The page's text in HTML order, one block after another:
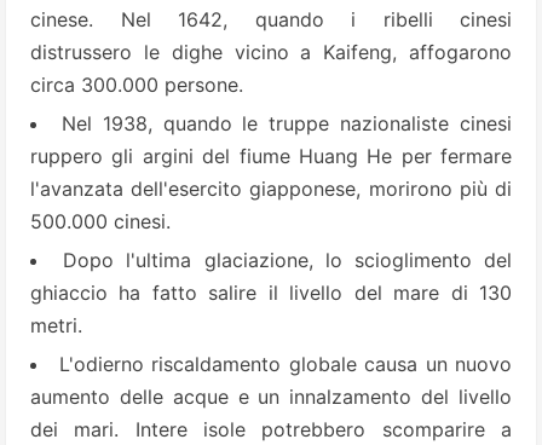
cinese. Nel 1642, quando i ribelli cinesi
distrussero le dighe vicino a Kaifeng, affogarono
circa 300.000 persone.
Nel 1938, quando le truppe nazionaliste cinesi
ruppero gli argini del fiume Huang He per fermare
l'avanzata dell'esercito giapponese, morirono più di
500.000 cinesi.
Dopo l'ultima glaciazione, lo scioglimento del
ghiaccio ha fatto salire il livello del mare di 130
metri.
L'odierno riscaldamento globale causa un nuovo
aumento delle acque e un innalzamento del livello
dei mari. Intere isole potrebbero scomparire a